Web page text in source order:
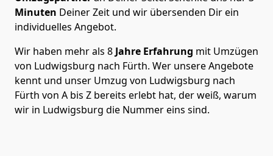
Minuten Deiner Zeit und wir übersenden Dir ein
individuelles Angebot.
Wir haben mehr als 8 Jahre Erfahrung mit Umzügen
von Ludwigsburg nach Fürth. Wer unsere Angebote
kennt und unser Umzug von Ludwigsburg nach
Fürth von A bis Z bereits erlebt hat, der weiß, warum
wir in Ludwigsburg die Nummer eins sind.